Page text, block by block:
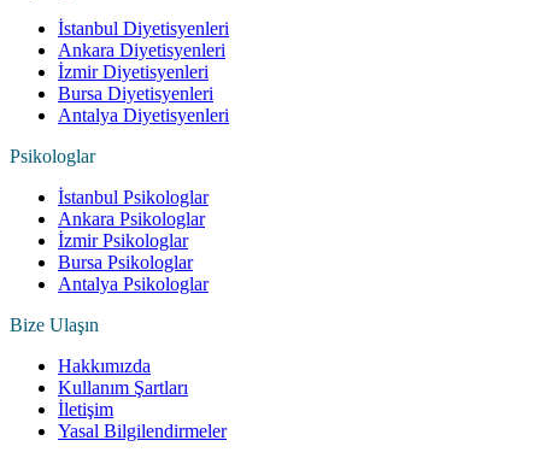
İstanbul Diyetisyenleri
Ankara Diyetisyenleri
İzmir Diyetisyenleri
Bursa Diyetisyenleri
Antalya Diyetisyenleri
Psikologlar
İstanbul Psikologlar
Ankara Psikologlar
İzmir Psikologlar
Bursa Psikologlar
Antalya Psikologlar
Bize Ulaşın
Hakkımızda
Kullanım Şartları
İletişim
Yasal Bilgilendirmeler